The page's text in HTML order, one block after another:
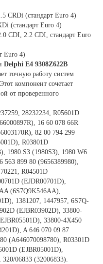
CRDi (стандарт Euro 4)
(стандарт Euro 4)
CDI, 2.2 CDI, стандарт Euro
Euro 4)
Delphi E4 9308Z622B
точную работу систем
компонент сочетает
от проверенного
28232234, R05601D
16 60 078 66R
82 00 794 299
R03801D
1980.S3 (1980S3), 1980.W6
899 80 (9656389980),
R04501D
(EJDR00701D),
(6S7Q9K546AA),
1381207, 1447957, 6S7Q-
(EJBR03902D), 33800-
33800-4X450
A 646 070 09 87
(A646070098780), R03301D
(EJBR05001D),
06833 (32006833).